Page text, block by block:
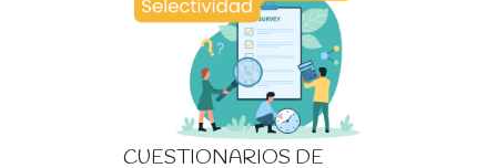
CUESTIONARIOS DE